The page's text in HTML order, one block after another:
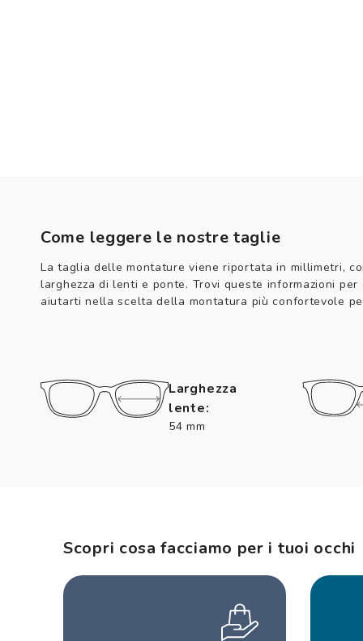
Come leggere le nostre taglie
La taglia delle montature viene riportata in millimetri,
larghezza di lenti e ponte. Trovi queste informazioni per
aiutarti nella scelta della montatura più confortevole
Larghezza
lente:
54 mm
Scopri cosa facciamo per i tuoi occhi